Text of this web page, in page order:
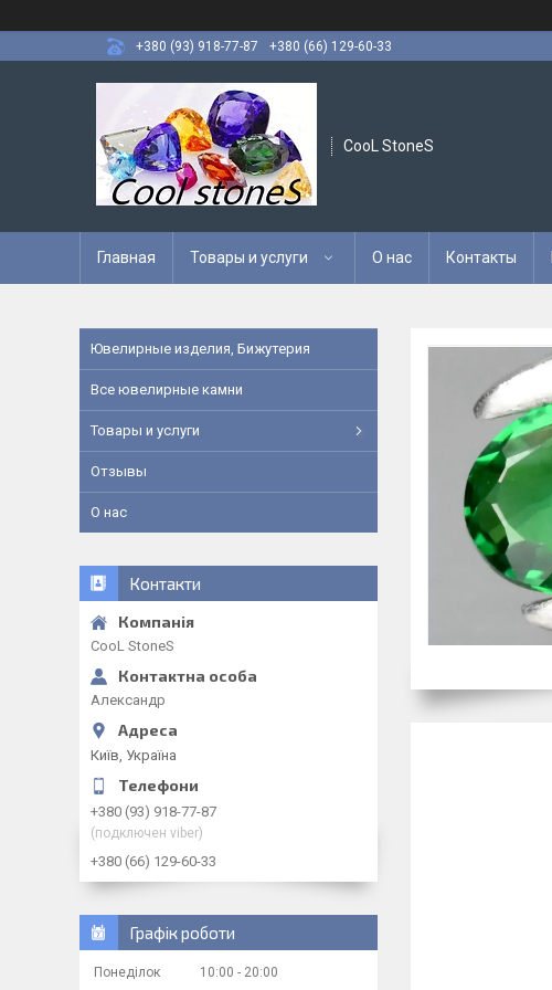
+380 (93) 918-77-87
+380 (66) 129-60-33
CooL StoneS
Главная Товары и услуги О нас Контакты
Ювелирные изделия, Бижутерия
Все ювелирные камни
Товары и услуги
Отзывы
О нас
Контакти
CooL StoneS
Александр
Київ, Україна
+380 (93) 918-77-87
(подключен viber)
+380 (66) 129-60-33
Графік роботи
Понеділок 10:00
20:00